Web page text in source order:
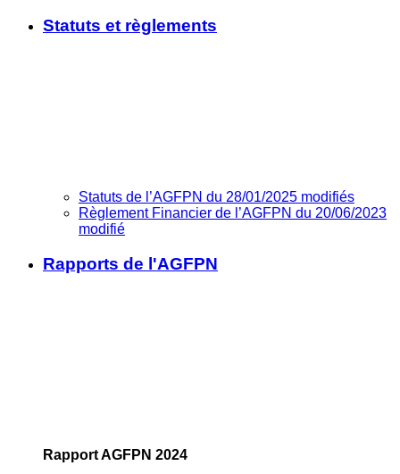
Statuts et règlements
Statuts de l’AGFPN du 28/01/2025 modifiés
Règlement Financier de l’AGFPN du 20/06/2023
modifié
Rapports de l'AGFPN
Rapport AGFPN 2024